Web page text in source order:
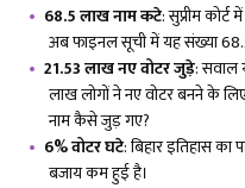
68.5 लाख नाम कटे: सुप्रीम
अब फाइनल सूची में यह संख्या
21.53 लाख नए वोटर जुड़े: सवाल
लाख लोगों ने नए वोटर बनने के
नाम कैसे जुड़ गए?
6% वोटर घटे: बिहार इतिहास का
बजाय कम हुई है।